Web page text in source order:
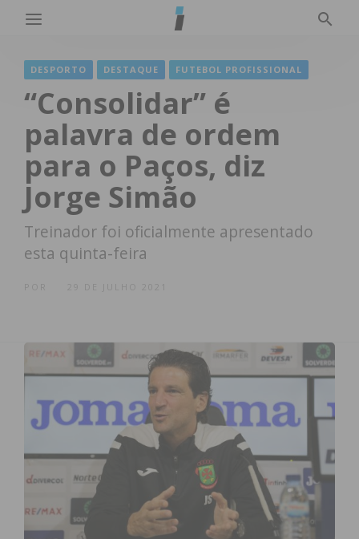
DESPORTO DESTAQUE FUTEBOL PROFISSIONAL
“Consolidar” é
palavra de ordem
para o Paços, diz
Jorge Simão
Treinador foi oficialmente apresentado
esta quinta-feira